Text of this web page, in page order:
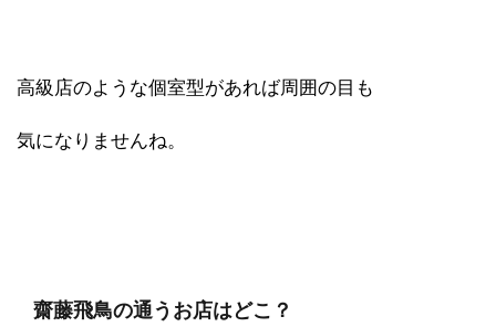
高級店のような個室型があれば周囲の目も
気になりませんね。
齋藤飛鳥の通うお店はどこ？